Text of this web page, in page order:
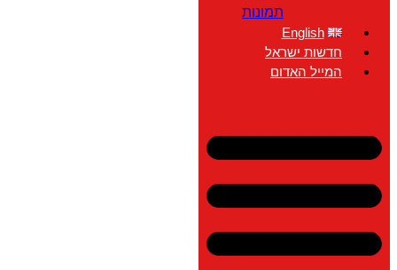
תמונות
English
חדשות ישראל
המייל האדום